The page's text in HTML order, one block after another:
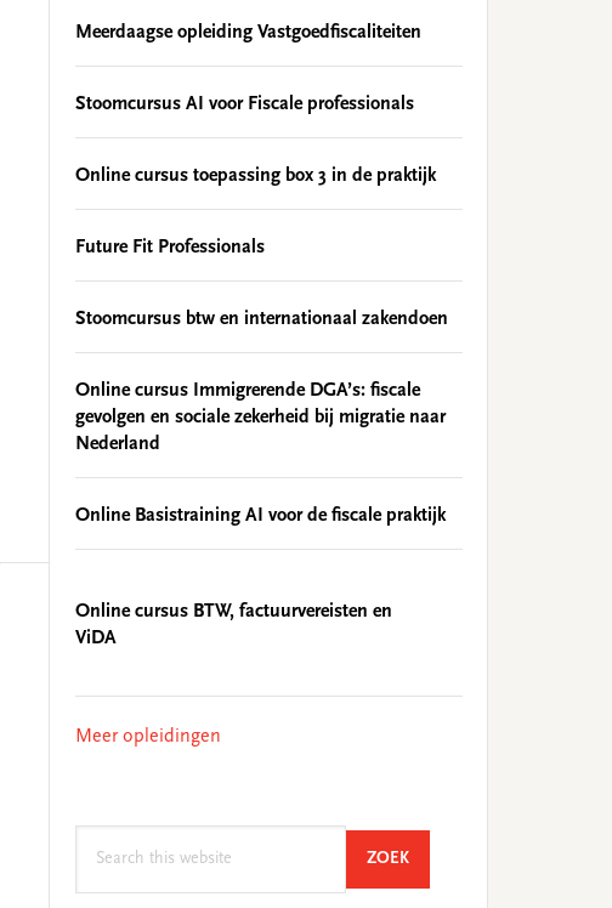
Meerdaagse opleiding Vastgoedfiscaliteiten
Stoomcursus AI voor Fiscale professionals
Online cursus toepassing box 3 in de praktijk
Future Fit Professionals
Stoomcursus btw en internationaal zakendoen
Online cursus Immigrerende DGA’s: fiscale
gevolgen en sociale zekerheid bij migratie naar
Nederland
Online Basistraining AI voor de fiscale praktijk
Online cursus BTW, factuurvereisten en
ViDA
Meer opleidingen
ZOEKSEARCH